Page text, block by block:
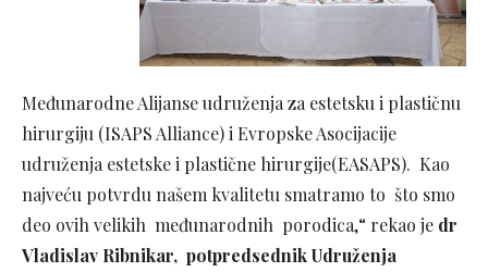
Međunarodne Alijanse udruženja za estetsku i plastičnu
hirurgiju (ISAPS Alliance) i Evropske Asocijacije
udruženja estetske i plastične hirurgije(EASAPS). Kao
najveću potvrdu našem kvalitetu smatramo to što smo
deo ovih velikih međunarodnih porodica,“ rekao je dr
Vladislav Ribnikar, potpredsednik Udruženja